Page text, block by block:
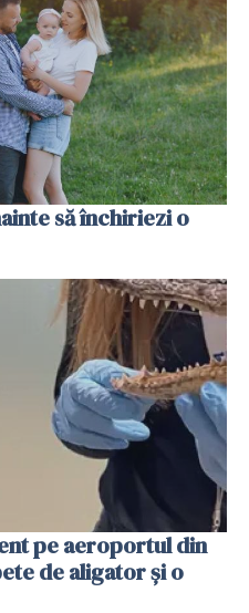
să închiriezi o
pe aeroportul din
de aligator și o